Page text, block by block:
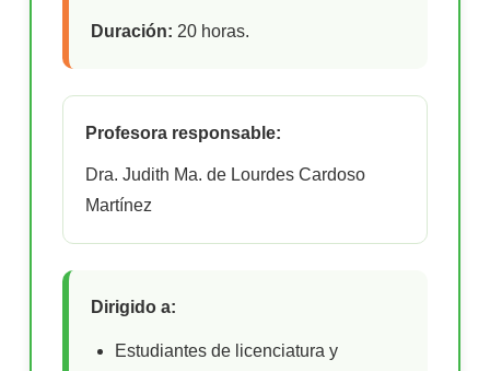
Duración: 20 horas.
Profesora responsable:
Dra. Judith Ma. de Lourdes Cardoso
Martínez
Dirigido a:
Estudiantes de licenciatura y